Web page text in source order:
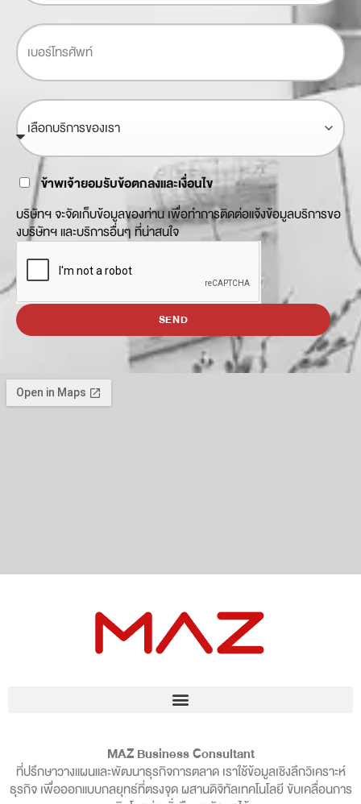
ข้าพเจ้ายอมรับข้อตกลงและเงื่อนไข
บริษัทฯ จะจัดเก็บข้อมูลของท่าน เพื่อทำการติดต่อแจ้งข้อมูลบริการขอ
งบริษัทฯ และบริการอื่นๆ ที่น่าสนใจ
SEND
MAZ Business Consultant
ที่ปรึกษาวางแผนและพัฒนาธุรกิจการตลาด เราใช้ข้อมูลเชิงลึกวิเคราะห์
ธุรกิจ เพื่อออกแบบกลยุทธ์ที่ตรงจุด ผสานดิจิทัลเทคโนโลยี ขับเคลื่อนการ